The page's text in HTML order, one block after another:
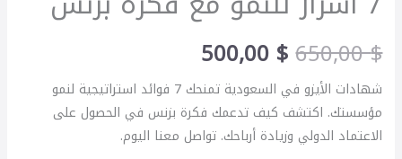
650,00$
500,00$
شهادات الأيزو في السعودية تمنحك 7 فوائد استراتيجية لنمو
مؤسستك. اكتشف كيف تدعمك فكرة بزنس في الحصول على
الاعتماد الدولي وزيادة أرباحك. تواصل معنا اليوم.